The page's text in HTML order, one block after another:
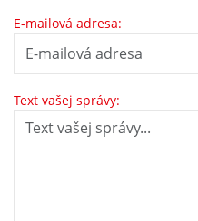
E-mailová adresa:
Text vašej správy: